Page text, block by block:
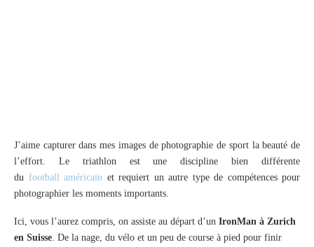
J’aime capturer dans mes images de ‎photographie de sport la beauté de
l’effort. Le ‎triathlon est une discipline bien différente
du ‎football américain et requiert un autre type de compétences pour
photographier les moments importants.
Ici, vous l’aurez compris, on assiste au départ d’un IronMan à Zurich
en Suisse . De la nage, du vélo et un peu de course à pied pour finir